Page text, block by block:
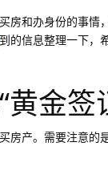
房和办身份的事
到的信息整理一下，
“黄金签
房产。需要注意